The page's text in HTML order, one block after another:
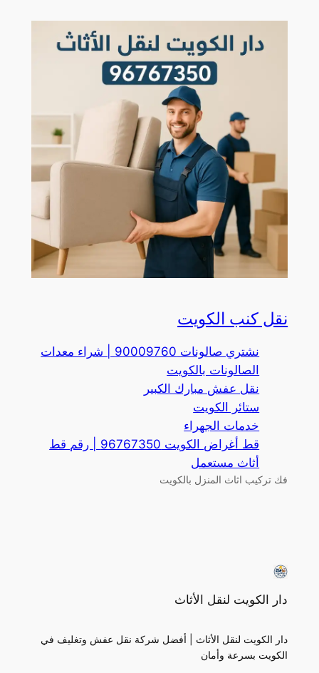
نقل كنب الكويت
نشتري صالونات 90009760 | شراء معدات
الصالونات بالكويت
نقل عفش مبارك الكبير
ستائر الكويت
خدمات الجهراء
قط أغراض الكويت 96767350 | رقم قط
أثاث مستعمل
فك تركيب اثاث المنزل بالكويت
دار الكويت لنقل الأثاث
دار الكويت لنقل الأثاث | أفضل شركة نقل عفش وتغليف في
الكويت بسرعة وأمان